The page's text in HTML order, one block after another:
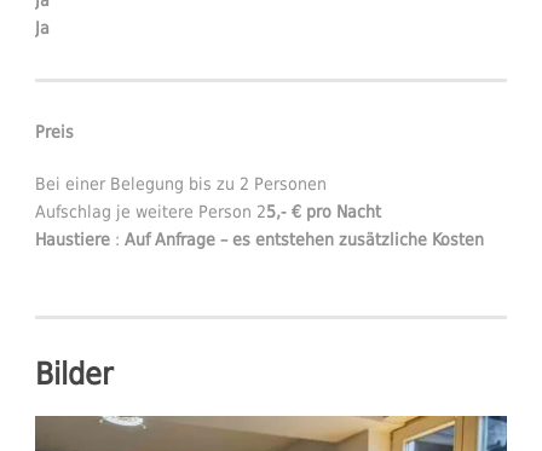
Ja
Preis
Bei einer Belegung bis zu 2 Personen
Aufschlag je weitere Person 25,- € pro Nacht
Haustiere : Auf Anfrage – es entstehen zusätzliche Kosten
Bilder